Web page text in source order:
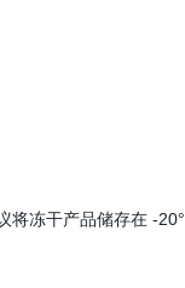
将冻干产品储存在 -